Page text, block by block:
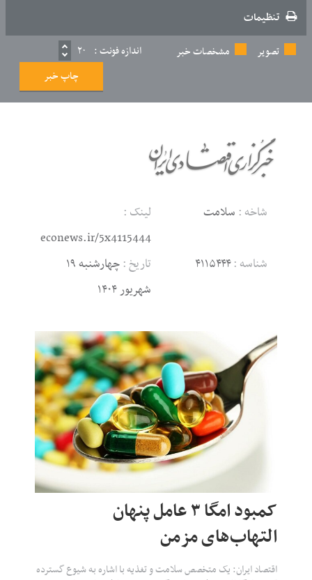
تنظیمات
تصویر
مشخصات خبر اندازه فونت : ۲۰
چاپ خبر
شاخه : سلامت
لینک :
econews.ir/5x4115444
شناسه :۴۱۱۵۴۴۴ تاریخ :
چهارشنبه ۱۹
شهریور ۱۴۰۴
کمبود امگا ۳ عامل پنهان
التهاب‌های مزمن
اقتصاد ایران: یک متخصص سلامت و تغذیه با اشاره به شیوع گسترده